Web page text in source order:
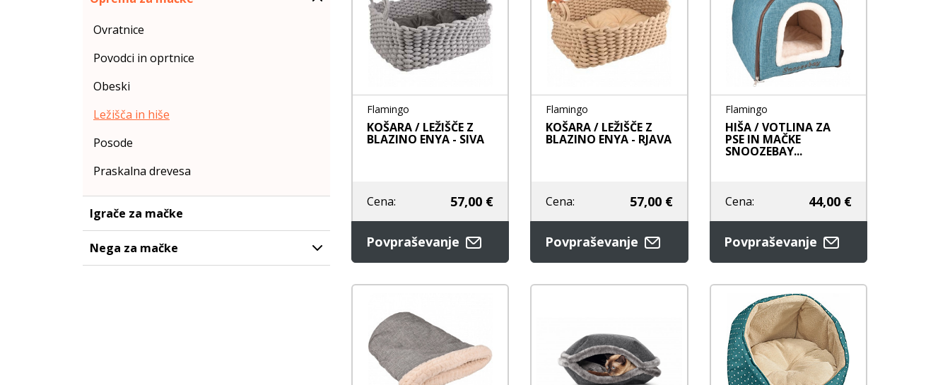
Ležišča
Oprtnice
Posode
Trening in učenje
Potovanje in počitnice
Oprema za mladiče
Oblačila
Frizbi in metanje
Igrače za vleko
Interaktivne igrače
Nega zob
Kozmetika
Vrečke za pobiranje
iztrebkov
Posode
Praskalna drevesa
Nega zob
Stranišča in posipi
Ovratnice
Povodci in oprtnice
Obeski
Ležišča in hiše
Posode
Praskalna drevesa
Igrače za mačke
Nega za mačke
Flamingo
KOŠARA / LEŽIŠČE Z
BLAZINO ENYA - SIVA
Cena: 57,00 €
Povpraševanje
Flamingo
KOŠARA / LEŽIŠČE Z
BLAZINO ENYA - RJAVA
Cena: 57,00 €
Povpraševanje
Flamingo
HIŠA / VOTLINA ZA
PSE IN MAČKE
SNOOZEBAY...
Cena: 44,00 €
Povpraševanje